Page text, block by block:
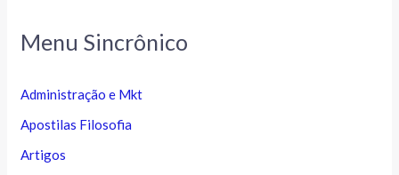
Menu Sincrônico
Administração e Mkt
Apostilas Filosofia
Artigos